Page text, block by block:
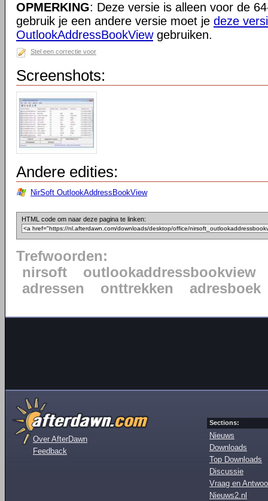
OPMERKING: Deze versie is alleen voor de
gebruik je een andere versie moet je deze
OutlookAddressBookViewgebruiken.
Stel een correctie voor
Screenshots:
Andere edities:
NirSoft OutlookAddressBookView
HTML code om naar deze pagina te linken:
Trefwoorden:
nirsoft
outlookaddressbookview
adressen
onttrekken adresboek
Over AfterDawn
Feedback
Sections:
Nieuws
Downloads
Top Downloads
Discussie
Vraag en
Nieuws2.nl